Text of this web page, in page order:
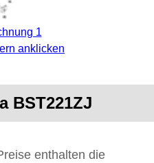
1
anklicken
BST221ZJ
enthalten die